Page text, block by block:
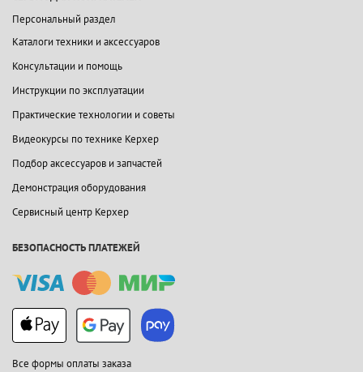
Персональный раздел
Каталоги техники и аксессуаров
Консультации и помощь
Инструкции по эксплуатации
Практические технологии и советы
Видеокурсы по технике Керхер
Подбор аксессуаров и запчастей
Демонстрация оборудования
Сервисный центр Керхер
БЕЗОПАСНОСТЬ ПЛАТЕЖЕЙ
Все формы оплаты заказа